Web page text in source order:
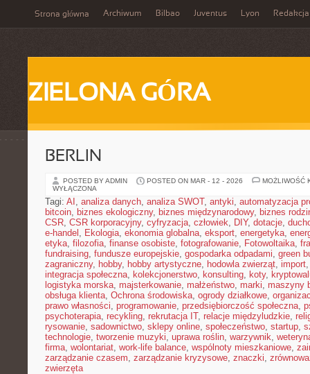
Strona główna Archiwum Bilbao Juventus Lyon Redakcja
ZIELONA GÓRA
BERLIN
POSTED BY ADMIN POSTED ON MAR - 12 - 2026
MOŻLIWOŚĆ
WYŁĄCZONA
Tagi: AI , analiza danych, analiza SWOT, antyki, automatyzacja
bitcoin, biznes ekologiczny, biznes międzynarodowy, biznes
CSR, CSR korporacyjny, cyfryzacja, człowiek, DIY, dotacje,
e-handel , Ekologia, ekonomia globalna, eksport, energetyka,
etyka, filozofia, finanse osobiste, fotografowanie, Fotowoltaika,
fundraising, fundusze europejskie, gospodarka odpadami, green
zagraniczny, hobby, hobby artystyczne, hodowla zwierząt, import
integracja społeczna, kolekcjonerstwo, konsulting, koty,
logistyka morska, majsterkowanie, małżeństwo, marki, maszyny
obsługa klienta, Ochrona środowiska, ogrody działkowe,
prawo własności, programowanie, przedsiębiorczość społeczna,
psychoterapia, recykling, rekrutacja IT, relacje międzyludzkie,
rysowanie, sadownictwo, sklepy online, społeczeństwo, startup,
technologie, tworzenie muzyki, uprawa roślin, warzywnik,
firma, wolontariat, work-life balance, wspólnoty mieszkaniowe,
zarządzanie czasem, zarządzanie kryzysowe, znaczki,
zwierzęta